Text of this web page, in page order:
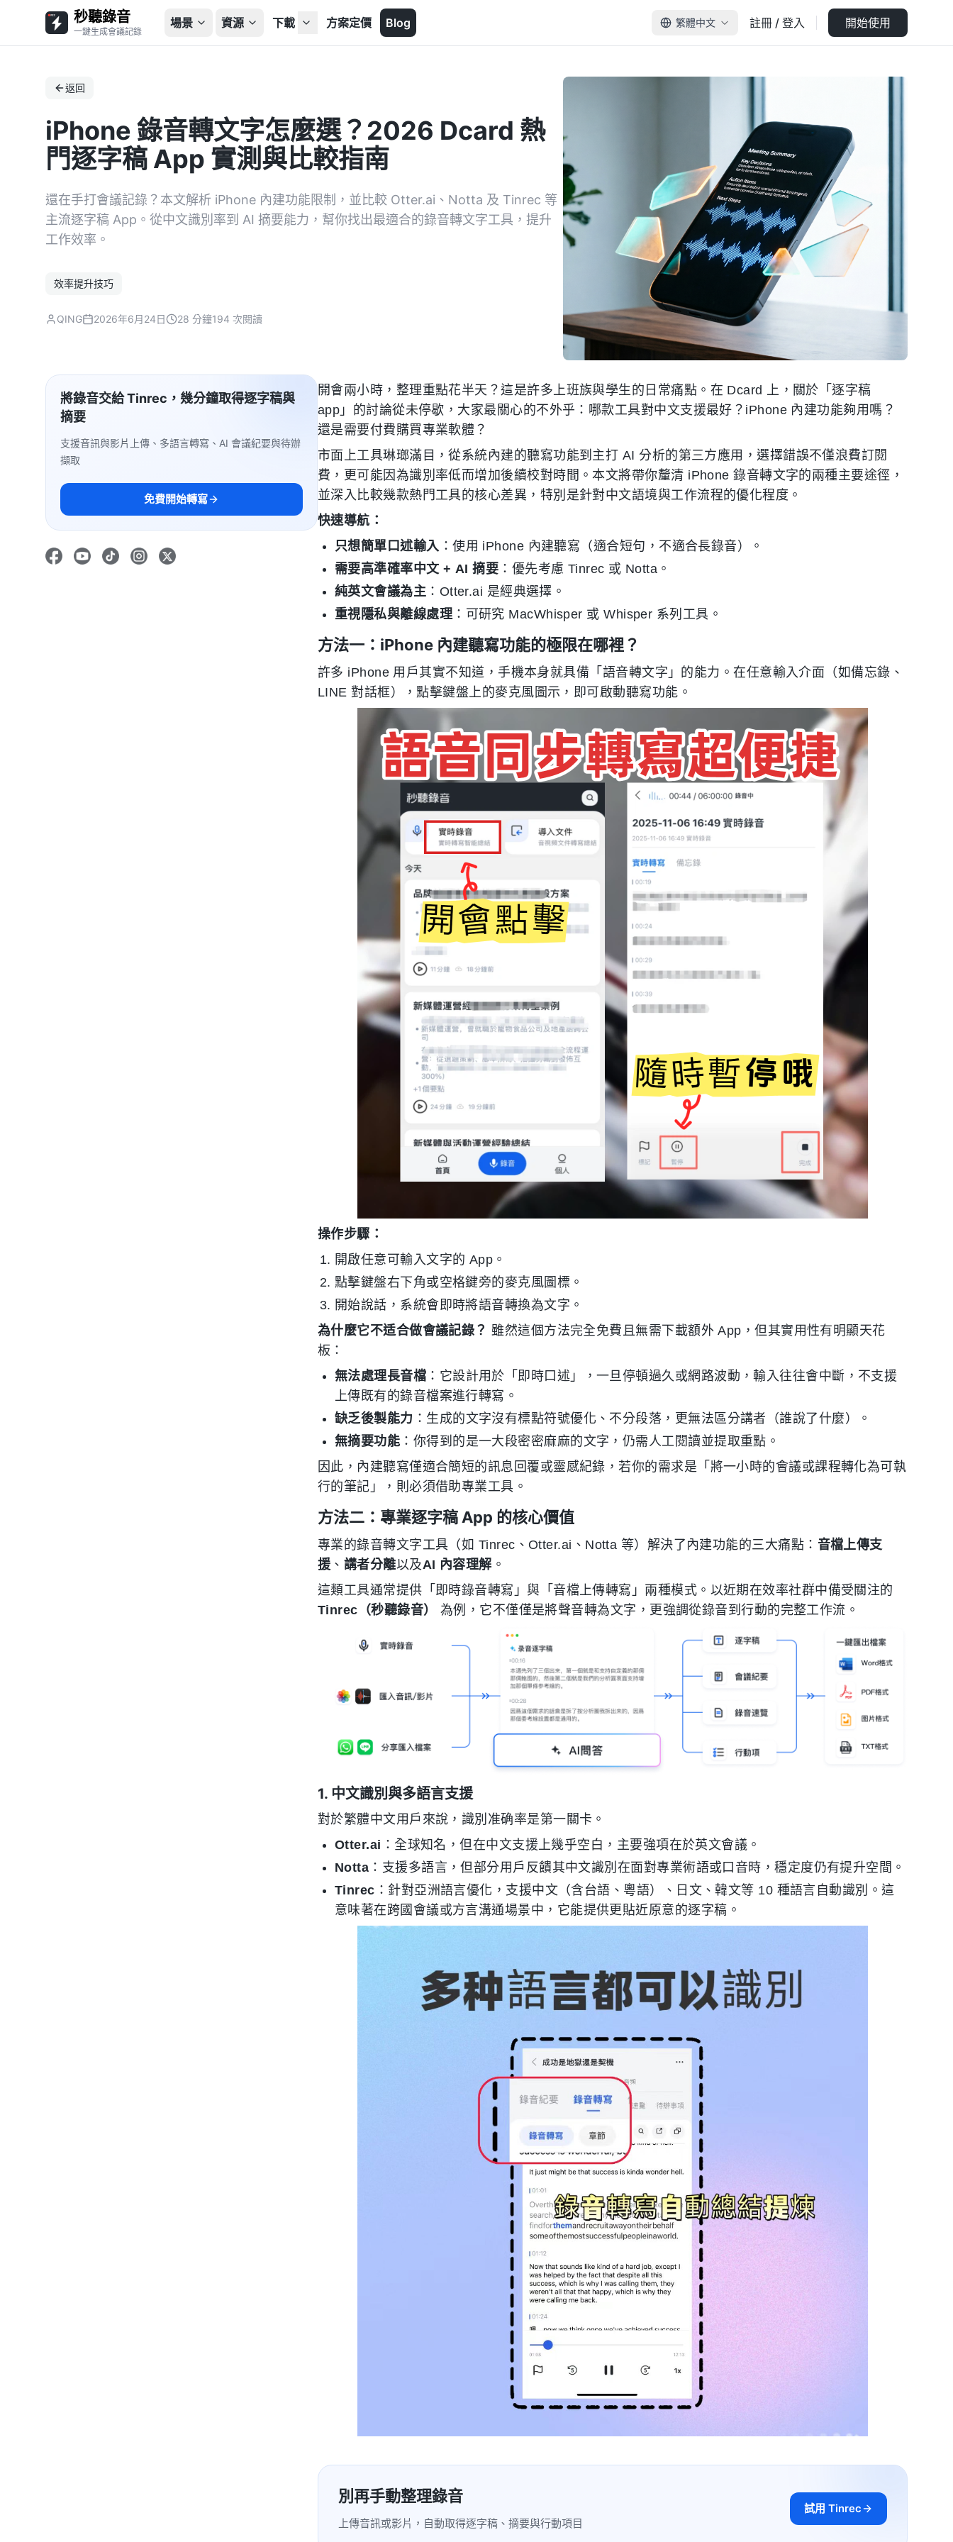
秒聽錄音
一鍵生成會議記錄
場景 資源 下載 方案定價 Blog 繁體中文 註冊 / 登入 開始使用
返回
iPhone 錄音轉文字怎麼選？2026 Dcard 熱
門逐字稿 App 實測與比較指南
還在手打會議記錄？本文解析 iPhone 內建功能限制，並比較 Otter.ai、Notta 及 Tinrec 等
主流逐字稿 App。從中文識別率到 AI 摘要能力，幫你找出最適合的錄音轉文字工具，提升
工作效率。
效率提升技巧
QING 2026年6月24日 28 分鐘194 次閱讀
將錄音交給 Tinrec，幾分鐘取得逐字稿與
摘要
支援音訊與影片上傳、多語言轉寫、AI 會議紀要與待辦
擷取
免費開始轉寫
開會兩小時，整理重點花半天？這是許多上班族與學生的日常痛點。在 Dcard 上，關於「逐字稿
app」的討論從未停歇，大家最關心的不外乎：哪款工具對中文支援最好？iPhone 內建功能夠用嗎？
還是需要付費購買專業軟體？
市面上工具琳瑯滿目，從系統內建的聽寫功能到主打 AI 分析的第三方應用，選擇錯誤不僅浪費訂閱
費，更可能因為識別率低而增加後續校對時間。本文將帶你釐清 iPhone 錄音轉文字的兩種主要途徑，
並深入比較幾款熱門工具的核心差異，特別是針對中文語境與工作流程的優化程度。
快速導航：
只想簡單口述輸入 ：使用 iPhone 內建聽寫（適合短句，不適合長錄音）。
需要高準確率中文 + AI 摘要 ：優先考慮 Tinrec 或 Notta。
純英文會議為主 ：Otter.ai 是經典選擇。
重視隱私與離線處理：可研究 MacWhisper 或 Whisper 系列工具。
方法一：iPhone 內建聽寫功能的極限在哪裡？
許多 iPhone 用戶其實不知道，手機本身就具備「語音轉文字」的能力。在任意輸入介面（如備忘錄、
LINE 對話框），點擊鍵盤上的麥克風圖示，即可啟動聽寫功能。
操作步驟：
開啟任意可輸入文字的 App。
點擊鍵盤右下角或空格鍵旁的麥克風圖標。
開始說話，系統會即時將語音轉換為文字。
為什麼它不适合做會議記錄？ 雖然這個方法完全免費且無需下載額外 App，但其實用性有明顯天花
板：
無法處理長音檔 ：它設計用於「即時口述」，一旦停頓過久或網路波動，輸入往往會中斷，不支援
上傳既有的錄音檔案進行轉寫。
缺乏後製能力 ：生成的文字沒有標點符號優化、不分段落，更無法區分講者（誰說了什麼）。
無摘要功能 ：你得到的是一大段密密麻麻的文字，仍需人工閱讀並提取重點。
因此，內建聽寫僅適合簡短的訊息回覆或靈感紀錄，若你的需求是「將一小時的會議或課程轉化為可執
行的筆記」，則必須借助專業工具。
方法二：專業逐字稿 App 的核心價值
專業的錄音轉文字工具（如 Tinrec、Otter.ai、Notta 等）解決了內建功能的三大痛點： 音檔上傳支
援 、 講者分離以及AI 內容理解 。
這類工具通常提供「即時錄音轉寫」與「音檔上傳轉寫」兩種模式。以近期在效率社群中備受關注的
Tinrec（秒聽錄音）
為例，它不僅僅是將聲音轉為文字，更強調從錄音到行動的完整工作流。
1. 中文識別與多語言支援
對於繁體中文用戶來說，識別准确率是第一關卡。
Otter.ai ：全球知名，但在中文支援上幾乎空白，主要強項在於英文會議。
Notta ：支援多語言，但部分用戶反饋其中文識別在面對專業術語或口音時，穩定度仍有提升空間。
Tinrec ：針對亞洲語言優化，支援中文（含台語、粵語）、日文、韓文等 10 種語言自動識別。這
意味著在跨國會議或方言溝通場景中，它能提供更貼近原意的逐字稿。
別再手動整理錄音
上傳音訊或影片，自動取得逐字稿、摘要與行動項目
試用 Tinrec